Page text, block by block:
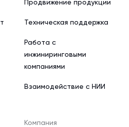
Продвижение продукции
Техническая поддержка
Работа с
инжиниринговыми
компаниями
Взаимодействие с НИИ
Компания